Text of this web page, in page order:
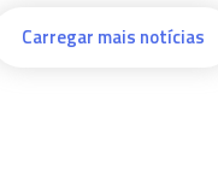
Carregar mais notícias